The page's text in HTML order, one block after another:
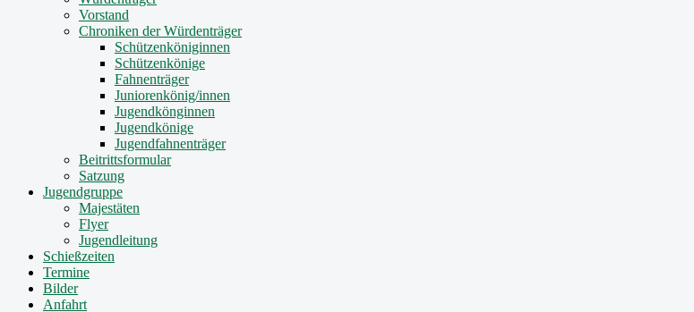
Vorstand
Chroniken der Würdenträger
Schützenköniginnen
Schützenkönige
Fahnenträger
Juniorenkönig/innen
Jugendkönginnen
Jugendkönige
Jugendfahnenträger
Beitrittsformular
Satzung
Jugendgruppe
Majestäten
Flyer
Jugendleitung
Schießzeiten
Termine
Bilder
Anfahrt